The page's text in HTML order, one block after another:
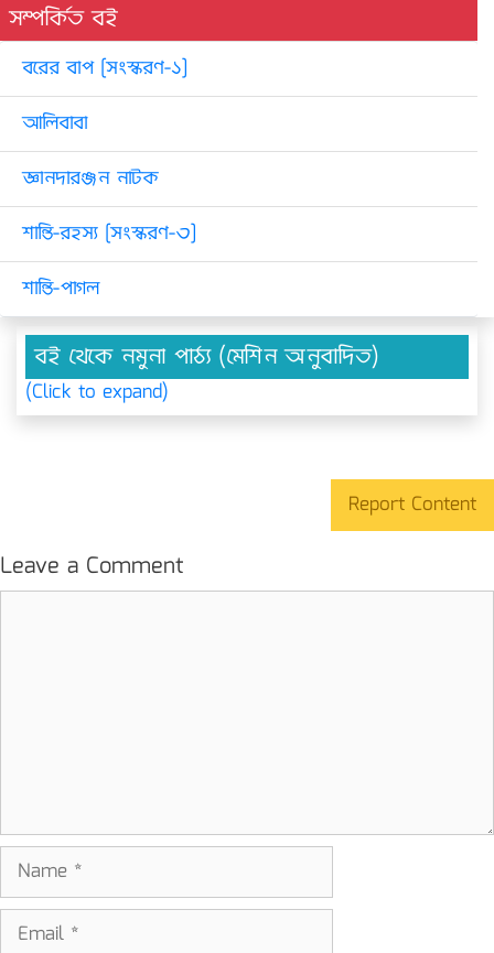
সম্পর্কিত বই
বরের বাপ [সংস্করণ-১]
আলিবাবা
জ্ঞানদারঞ্জন নাটক
শান্তি-রহস্য [সংস্করণ-৩]
শান্তি-পাগল
বই থেকে নমুনা পাঠ্য (মেশিন অনুবাদিত)
(Click to expand)
Report Content
Leave a Comment
Name
Email